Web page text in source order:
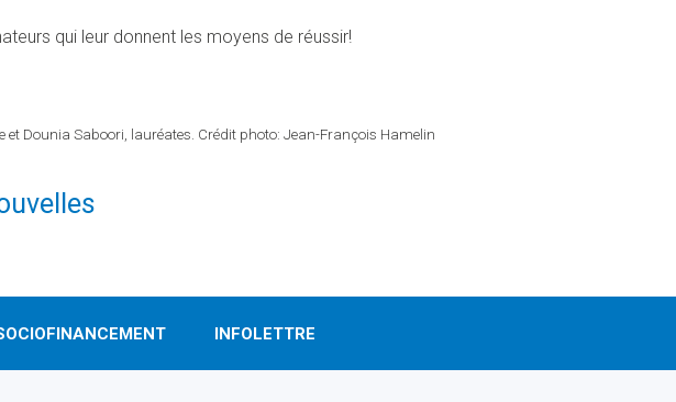
qui leur donnent les moyens de réussir!
et Dounia Saboori, lauréates. Crédit photo: Jean-François Hamelin
INFOLETTRE